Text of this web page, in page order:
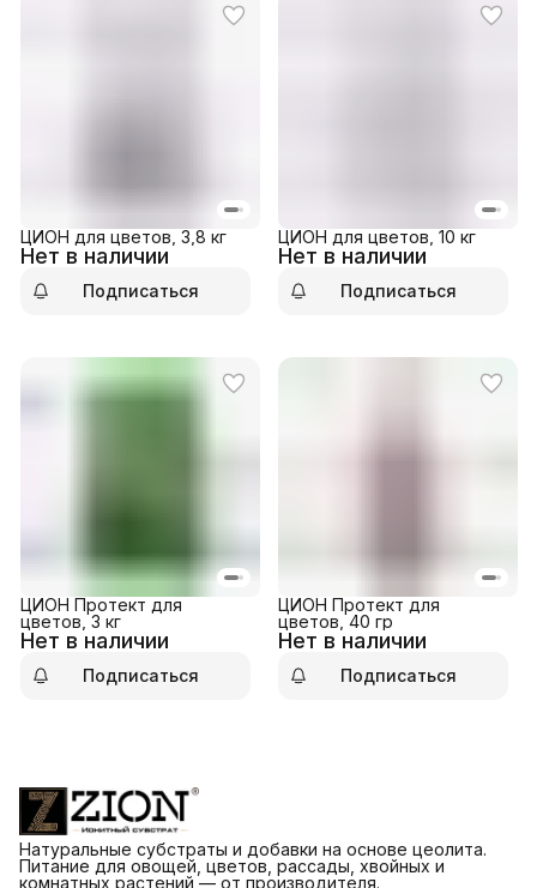
Нет в наличии
ЦИОН для цветов, 3,8 кг
Подписаться
Нет в наличии
ЦИОН для цветов, 10 кг
Подписаться
Нет в наличии
ЦИОН Протект для
цветов, 3 кг
Подписаться
Нет в наличии
ЦИОН Протект для
цветов, 40 гр
Подписаться
Натуральные субстраты и добавки на основе цеолита.
Питание для овощей, цветов, рассады, хвойных и
комнатных растений — от производителя.